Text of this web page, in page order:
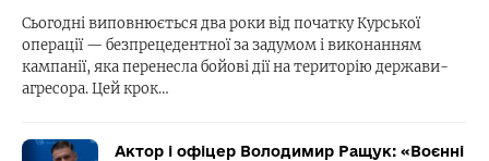
Сьогодні виповнюється два роки від початку Курської
операції — безпрецедентної за задумом і виконанням
кампанії, яка перенесла бойові дії на територію держави-
агресора. Цей крок…
Актор і офіцер Володимир Ращук: «Воєнні